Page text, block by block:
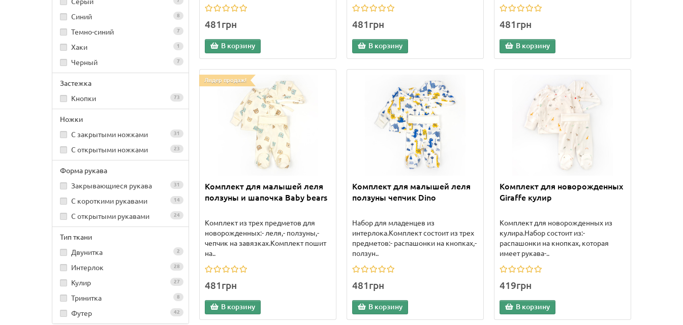
Синий 8
Темно-синий 7
Хаки 1
Черный 7
Застежка
Кнопки
73
Ножки
С закрытыми ножками
31
С открытыми ножками 23
Форма рукава
Закрывающиеся рукава
31
С короткими рукавами 14
С открытыми рукавами 24
Тип ткани
Двунитка
2
Интерлок 28
Кулир 27
Тринитка 8
Футер 42
481грн
В корзину
481грн
В корзину
481грн
В корзину
Лидер продаж!
Комплект для малышей леля
ползуны и шапочка Baby bears
Комплект из трех предметов для
новорожденных:- леля,- ползуны,-
чепчик на завязках.Комплект пошит
на..
481грн
В корзину
Комплект для малышей леля
ползуны чепчик Dino
Набор для младенцев из
интерлока.Комплект состоит из трех
предметов:- распашонки на кнопках,-
ползун..
481грн
В корзину
Комплект для новорожденных
Giraffe кулир
Комплект для новорожденных из
кулира.Набор состоит из:-
распашонки на кнопках, которая
имеет рукава-..
419грн
В корзину